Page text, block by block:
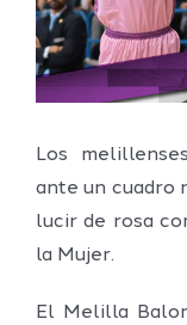
Los
ante un cuadro
lucir de rosa
la Mujer.
El Melilla